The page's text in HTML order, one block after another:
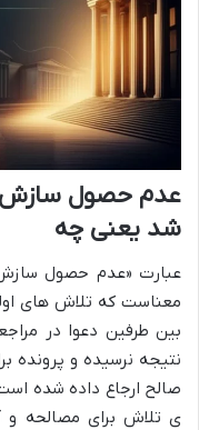
عدم حصول سازش
شد یعنی چه
عبارت «عدم حصول سازش
معناست که تلاش های
بین طرفین دعوا در
نتیجه نرسیده و پرونده
صالح ارجاع داده شده
ی تلاش برای مصالحه و